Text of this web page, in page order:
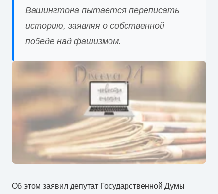
Вашингтона пытается переписать
историю, заявляя о собственной
победе над фашизмом.
Об этом заявил депутат Государственной Думы